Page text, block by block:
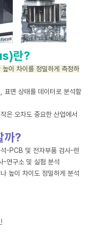
란?
이 차이를 정밀하게 측정하
표면 상태를 데이터로 분석할
은 오차도 중요한 산업에서
까?
-PCB 및 전자부품 검사-렌
-연구소 및 실험 분석
높이 차이도 정밀하게 분석